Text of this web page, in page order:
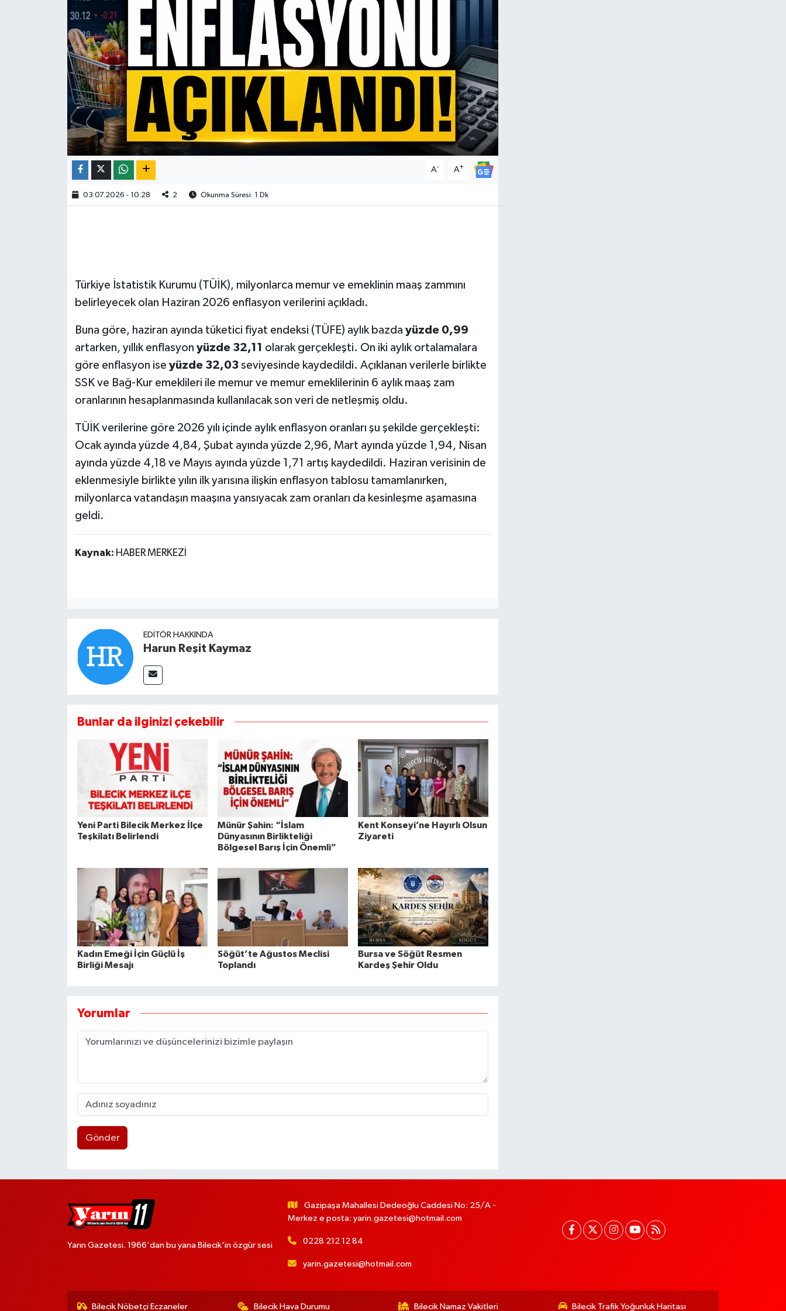
A- A+
03.07.2026 - 10:28 2 Okunma Süresi: 1 Dk
Türkiye İstatistik Kurumu (TÜİK), milyonlarca memur ve emeklinin maaş zammını
belirleyecek olan Haziran 2026 enflasyon verilerini açıkladı.
Buna göre, haziran ayında tüketici fiyat endeksi (TÜFE) aylık bazda yüzde 0,99
artarken, yıllık enflasyon yüzde 32,11 olarak gerçekleşti. On iki aylık ortalamalara
göre enflasyon ise yüzde 32,03seviyesinde kaydedildi. Açıklanan verilerle birlikte
SSK ve Bağ-Kur emeklileri ile memur ve memur emeklilerinin 6 aylık maaş zam
oranlarının hesaplanmasında kullanılacak son veri de netleşmiş oldu.
TÜİK verilerine göre 2026 yılı içinde aylık enflasyon oranları şu şekilde gerçekleşti:
Ocak ayında yüzde 4,84, Şubat ayında yüzde 2,96, Mart ayında yüzde 1,94, Nisan
ayında yüzde 4,18 ve Mayıs ayında yüzde 1,71 artış kaydedildi. Haziran verisinin de
eklenmesiyle birlikte yılın ilk yarısına ilişkin enflasyon tablosu tamamlanırken,
milyonlarca vatandaşın maaşına yansıyacak zam oranları da kesinleşme aşamasına
geldi.
Kaynak: HABER MERKEZİ
EDITÖR HAKKINDA
Harun Reşit Kaymaz
Bunlar da ilginizi çekebilir
Yeni Parti Bilecik Merkez İlçe
Teşkilatı Belirlendi
Münür Şahin: “İslam
Dünyasının Birlikteliği
Bölgesel Barış İçin Önemli”
Kent Konseyi’ne Hayırlı Olsun
Ziyareti
Kadın Emeği İçin Güçlü İş
Birliği Mesajı
Söğüt’te Ağustos Meclisi
Toplandı
Bursa ve Söğüt Resmen
Kardeş Şehir Oldu
Yorumlar
Gönder
Yarın Gazetesi. 1966'dan bu yana Bilecik'in özgür sesi
Gazipaşa Mahallesi Dedeoğlu Caddesi No: 25/A -
Merkez e posta: yarin.gazetesi@hotmail.com
0228 212 12 84
yarin.gazetesi@hotmail.com
Bilecik Nöbetçi Eczaneler Bilecik Hava Durumu Bilecik Namaz Vakitleri Bilecik Trafik Yoğunluk Haritası